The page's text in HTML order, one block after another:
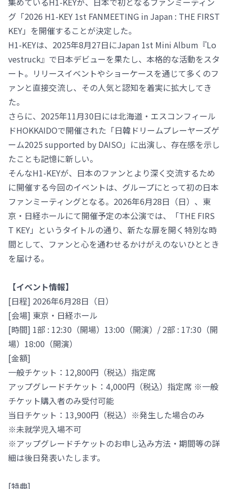
グ「2026 H1-KEY 1st FANMEETING in Japan : THE FIRST
KEY」を開催することが決定した。
H1-KEYは、2025年8月27日にJapan 1st Mini Album『Lo
vestruck』で日本デビューを果たし、本格的な活動をスタ
ート。リリースイベントやショーケースを通じて多くのフ
ァンと直接交流し、その人気と認知を着実に拡大してき
た。
さらに、2025年11月30日には北海道・エスコンフィール
ドHOKKAIDOで開催された「日韓ドリームプレーヤーズゲ
ーム2025 supported by DAISO」に出演し、存在感を示し
たことも記憶に新しい。
そんなH1-KEYが、日本のファンとより深く交流するため
に開催する今回のイベントは、グループにとって初の日本
ファンミーティングとなる。2026年6月28日（日）、東
京・日経ホールにて開催予定の本公演では、「THE FIRS
T KEY」というタイトルの通り、新たな扉を開く特別な時
間として、ファンと心を通わせるかけがえのないひととき
を届ける。
【イベント情報】
[日程] 2026年6月28日（日）
[会場] 東京・日経ホール
[時間] 1部 : 12:30（開場）13:00（開演）/ 2部 : 17:30（開
場）18:00（開演）
[金額]
一般チケット：12,800円（税込）指定席
アップグレードチケット：4,000円（税込）指定席 ※一般
チケット購入者のみ受付可能
当日チケット：13,900円（税込）※発生した場合のみ
※未就学児入場不可
※アップグレードチケットのお申し込み方法・期間等の詳
細は後日発表いたします。
[特典]